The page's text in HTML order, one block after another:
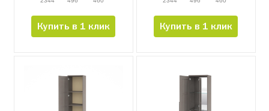
Купить в 1 клик Купить в 1 клик